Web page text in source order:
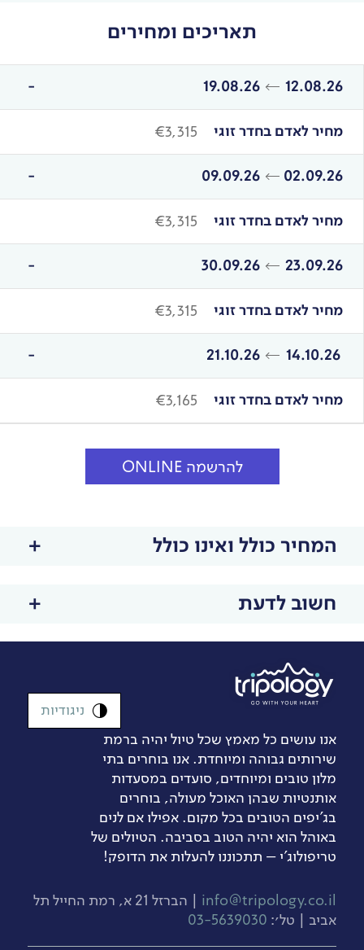
תאריכים ומחירים
12.08.26
19.08.26
מחיר לאדם בחדר זוגי €3,315
02.09.26
09.09.26
מחיר לאדם בחדר זוגי €3,315
23.09.26
30.09.26
מחיר לאדם בחדר זוגי €3,315
14.10.26
21.10.26
מחיר לאדם בחדר זוגי €3,165
להרשמה ONLINE
המחיר כולל ואינו כולל
חשוב לדעת
אנו עושים כל מאמץ שכל טיול יהיה ברמת
שירותים גבוהה ומיוחדת. אנו בוחרים בתי
מלון טובים ומיוחדים, סועדים במסעדות
אותנטיות שבהן האוכל מעולה, בוחרים
בג’יפים הטובים בכל מקום. אפילו אם לנים
באוהל הוא יהיה הטוב בסביבה. הטיולים של
טריפולוג'י – תתכוננו להעלות את הדופק!
info@tripology.co.il
| הברזל 21 א, רמת החייל תל
אביב | טל׳: 03-5639030
ניגודיות